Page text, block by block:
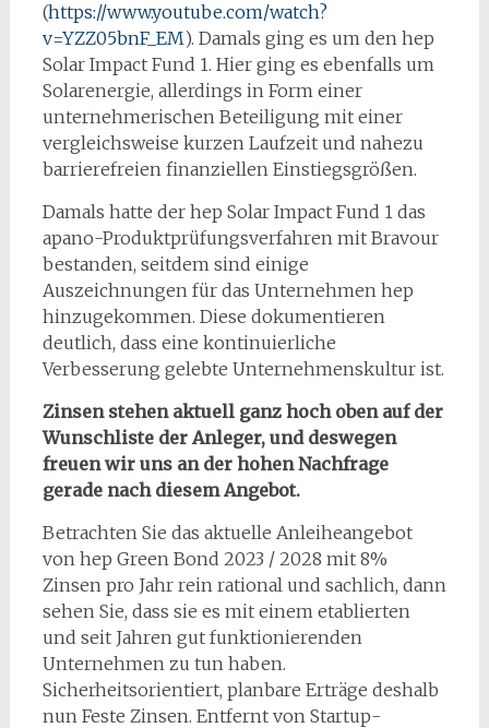
(https://www.youtube.com/watch?
v=YZZ05bnF_EM). Damals ging es um den hep
Solar Impact Fund 1. Hier ging es ebenfalls um
Solarenergie, allerdings in Form einer
unternehmerischen Beteiligung mit einer
vergleichsweise kurzen Laufzeit und nahezu
barrierefreien finanziellen Einstiegsgrößen.
Damals hatte der hep Solar Impact Fund 1 das
apano-Produktprüfungsverfahren mit Bravour
bestanden, seitdem sind einige
Auszeichnungen für das Unternehmen hep
hinzugekommen. Diese dokumentieren
deutlich, dass eine kontinuierliche
Verbesserung gelebte Unternehmenskultur ist.
Zinsen stehen aktuell ganz hoch oben auf der
Wunschliste der Anleger, und deswegen
freuen wir uns an der hohen Nachfrage
gerade nach diesem Angebot.
Betrachten Sie das aktuelle Anleiheangebot
von hep Green Bond 2023 / 2028 mit 8%
Zinsen pro Jahr rein rational und sachlich, dann
sehen Sie, dass sie es mit einem etablierten
und seit Jahren gut funktionierenden
Unternehmen zu tun haben.
Sicherheitsorientiert, planbare Erträge deshalb
nun Feste Zinsen. Entfernt von Startup-